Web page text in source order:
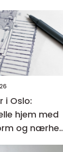
i Oslo:
hjem med
og nærhet